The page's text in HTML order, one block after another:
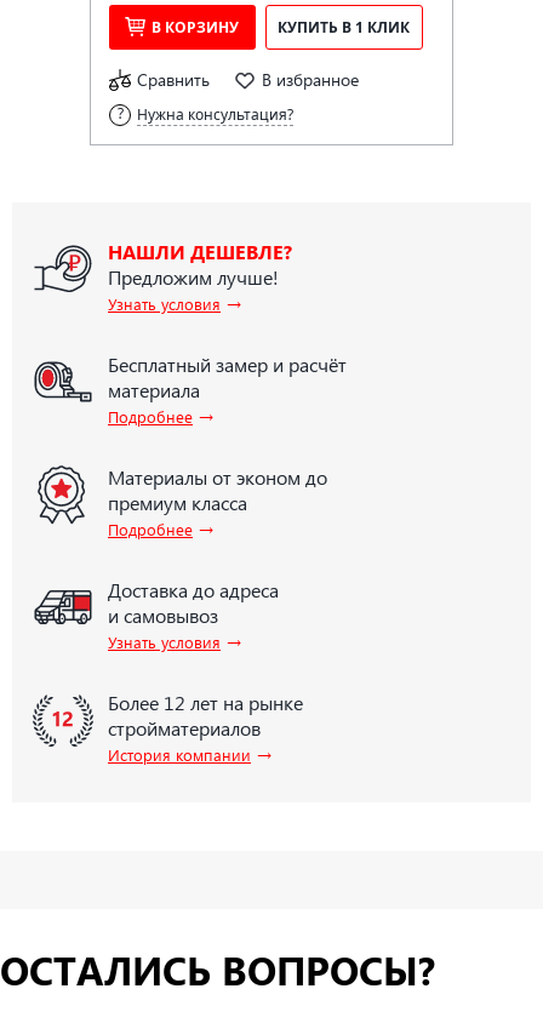
В КОРЗИНУ КУПИТЬ В 1 КЛИК
Сравнить В избранное
Нужна консультация?
НАШЛИ ДЕШЕВЛЕ?
Предложим лучше!
Узнать условия →
Бесплатный замер и расчёт
материала
Подробнее →
Материалы от эконом до
премиум класса
Подробнее →
Доставка до адреса
и самовывоз
Узнать условия →
Более 12 лет на рынке
стройматериалов
История компании →
ОСТАЛИСЬ ВОПРОСЫ?